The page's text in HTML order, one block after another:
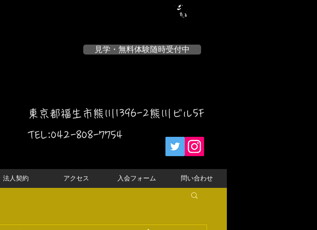
見学・無料体験随時受付中
東京都福生市熊川1396-2熊川ビル5F
TEL:042-808-7754
法人契約 アクセス 入会フォーム 問い合わせ